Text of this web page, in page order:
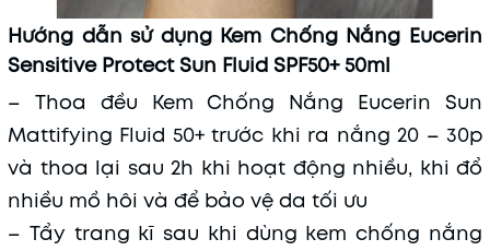
Hướng dẫn sử dụng Kem Chống Nắng Eucerin
Sensitive Protect Sun Fluid SPF50+ 50ml
– Thoa đều Kem Chống Nắng Eucerin Sun
Mattifying Fluid 50+ trước khi ra nắng 20 – 30p
và thoa lại sau 2h khi hoạt động nhiều, khi đổ
nhiều mồ hôi và để bảo vệ da tối ưu
– Tẩy trang kĩ sau khi dùng kem chống nắng